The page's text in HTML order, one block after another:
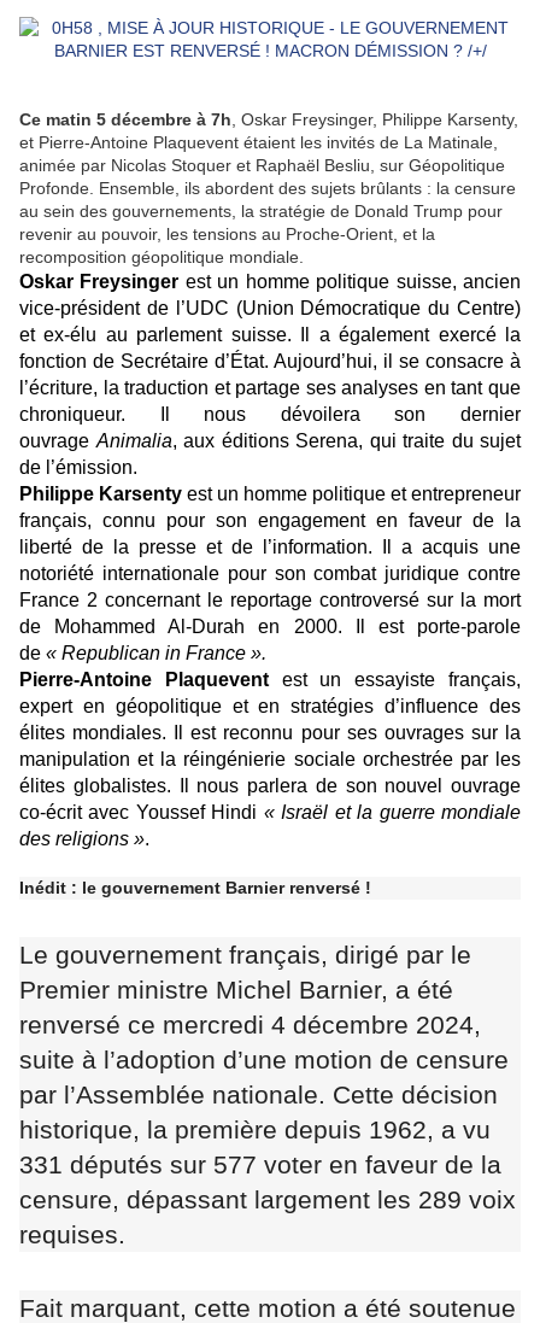
Ce matin 5 décembre à 7h , Oskar Freysinger, Philippe Karsenty,
et Pierre-Antoine Plaquevent étaient les invités de La Matinale,
animée par Nicolas Stoquer et Raphaël Besliu, sur Géopolitique
Profonde. Ensemble, ils abordent des sujets brûlants : la censure
au sein des gouvernements, la stratégie de Donald Trump pour
revenir au pouvoir, les tensions au Proche-Orient, et la
recomposition géopolitique mondiale.
Oskar Freysinger est un homme politique suisse, ancien
vice-président de l’UDC (Union Démocratique du Centre)
et ex-élu au parlement suisse. Il a également exercé la
fonction de Secrétaire d’État. Aujourd’hui, il se consacre à
l’écriture, la traduction et partage ses analyses en tant que
chroniqueur. Il nous dévoilera son dernier
ouvrage Animalia, aux éditions Serena, qui traite du sujet
de l’émission.
Philippe Karsenty est un homme politique et entrepreneur
français, connu pour son engagement en faveur de la
liberté de la presse et de l’information. Il a acquis une
notoriété internationale pour son combat juridique contre
France 2 concernant le reportage controversé sur la mort
de Mohammed Al-Durah en 2000. Il est porte-parole
de « Republican in France ».
Pierre-Antoine Plaqueventest un essayiste français,
expert en géopolitique et en stratégies d’influence des
élites mondiales. Il est reconnu pour ses ouvrages sur la
manipulation et la réingénierie sociale orchestrée par les
élites globalistes. Il nous parlera de son nouvel ouvrage
co-écrit avec Youssef Hindi « Israël et la guerre mondiale
des religions ».
Inédit : le gouvernement Barnier renversé !
Le gouvernement français, dirigé par le
Premier ministre Michel Barnier, a été
renversé ce mercredi 4 décembre 2024,
suite à l’adoption d’une motion de censure
par l’Assemblée nationale. Cette décision
historique, la première depuis 1962, a vu
331 députés sur 577 voter en faveur de la
censure, dépassant largement les 289 voix
requises.
Fait marquant, cette motion a été soutenue